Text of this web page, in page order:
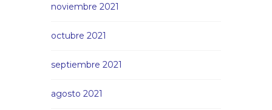
noviembre 2021
octubre 2021
septiembre 2021
agosto 2021